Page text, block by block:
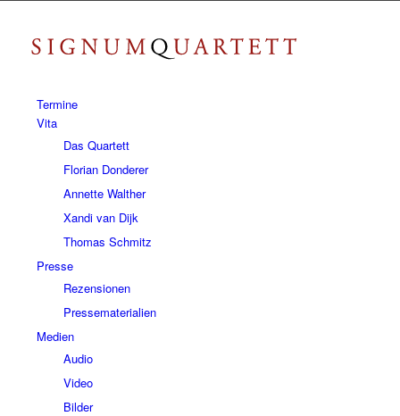
Termine
Vita
Das Quartett
Florian Donderer
Annette Walther
Xandi van Dijk
Thomas Schmitz
Presse
Rezensionen
Pressematerialien
Medien
Audio
Video
Bilder